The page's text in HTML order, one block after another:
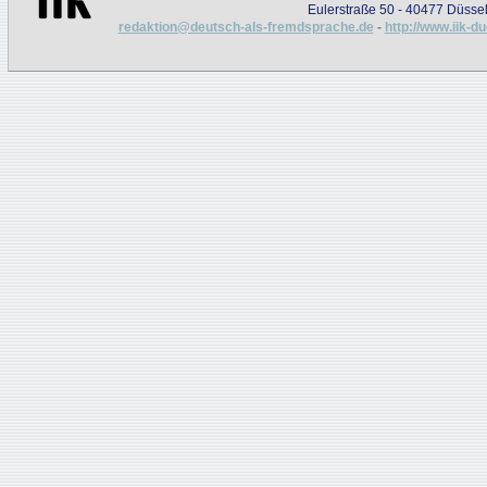
Eulerstraße 50 - 40477
redaktion@deutsch-als-fremdsprache.de - http://www.iik-